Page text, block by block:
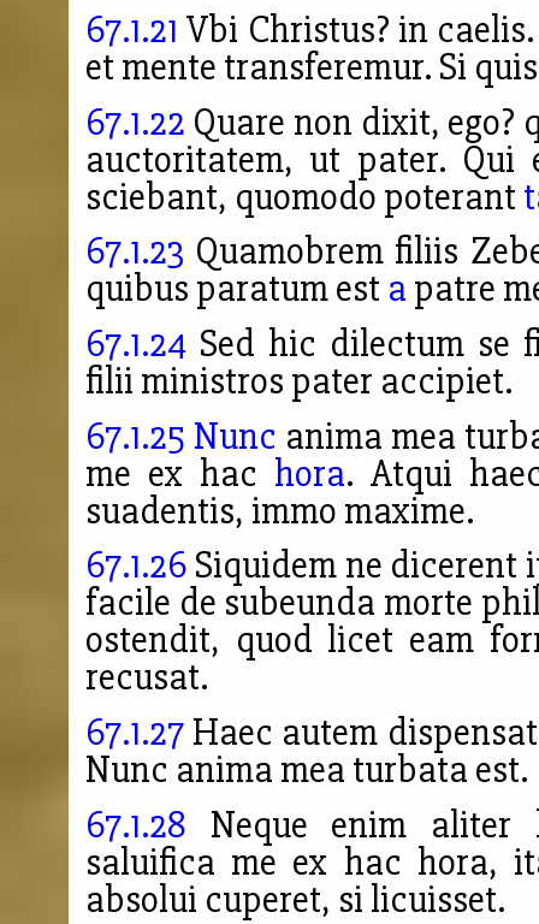
67.1.21 Vbi Christus? in
et mente transferemur. Si
67.1.22 Quare non dixit,
auctoritatem, ut pater. Qui
sciebant, quomodo poterant
67.1.23 Quamobrem filiis
quibus paratum est a patre
67.1.24 Sed hic dilectum se
filii ministros pater accipiet.
67.1.25 Nunc anima mea
me ex hac hora. Atqui
suadentis, immo maxime.
67.1.26 Siquidem ne dicerent
facile de subeunda morte
ostendit, quod licet eam
recusat.
67.1.27Haec autem
Nunc anima mea turbata est.
67.1.28 Neque enim aliter
saluifica me ex hac hora,
absolui cuperet, si licuisset.